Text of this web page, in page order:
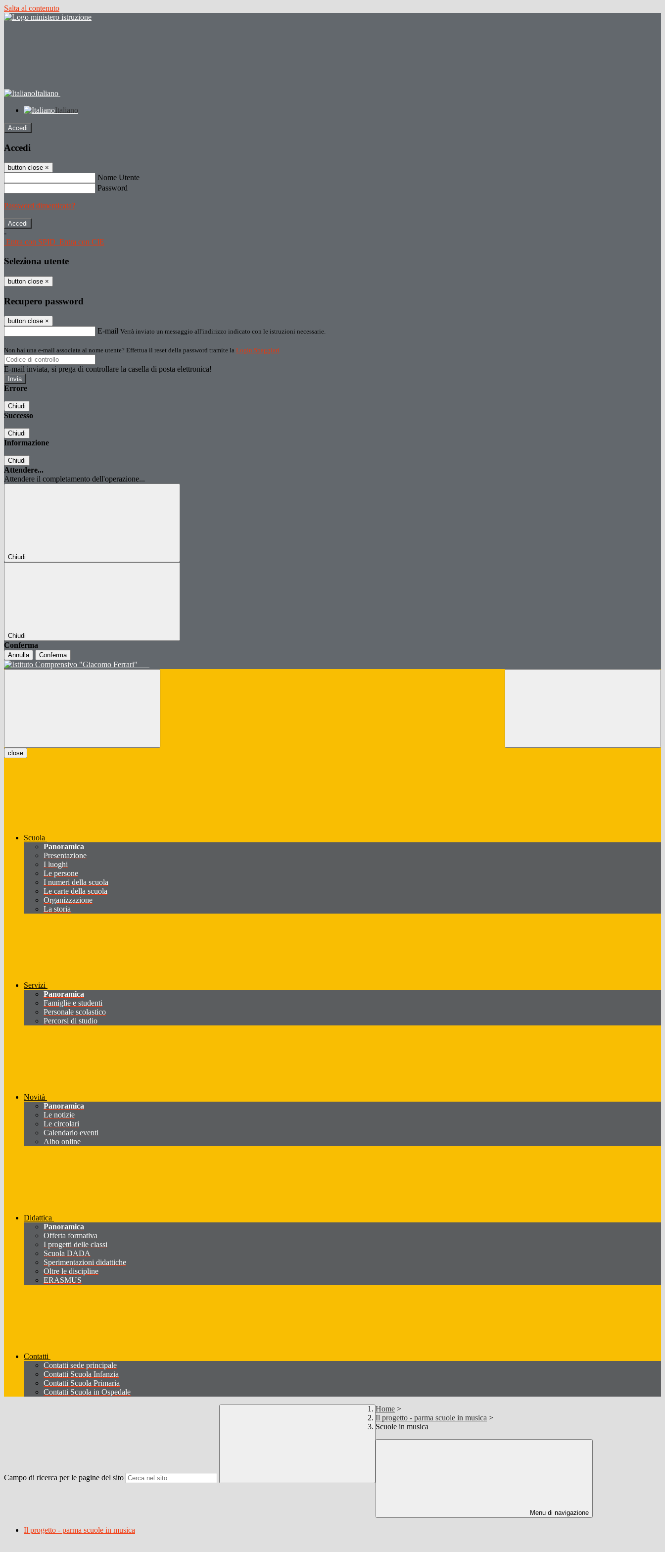
Salta al contenuto
Italiano
Italiano
Accedi
Accedi
button close ×
Nome Utente
Password
Password dimenticata?
-
Entra con SPID Entra con CIE
Seleziona utente
button close ×
Recupero password
button close ×
E-mail Verrà inviato un messaggio all'indirizzo indicato con le istruzioni necessarie.
Non hai una e-mail associata al nome utente? Effettua il reset della password tramite la Login Spaggiari
E-mail inviata, si prega di controllare la casella di posta elettronica!
Errore
Chiudi
Successo
Chiudi
Informazione
Chiudi
Attendere...
Attendere il completamento dell'operazione...
Chiudi
Chiudi
Conferma
Annulla Conferma
close
Scuola
Panoramica
Presentazione
I luoghi
Le persone
I numeri della scuola
Le carte della scuola
Organizzazione
La storia
Servizi
Panoramica
Famiglie e studenti
Personale scolastico
Percorsi di studio
Novità
Panoramica
Le notizie
Le circolari
Calendario eventi
Albo online
Didattica
Panoramica
Offerta formativa
I progetti delle classi
Scuola DADA
Sperimentazioni didattiche
Oltre le discipline
ERASMUS
Contatti
Contatti sede principale
Contatti Scuola Infanzia
Contatti Scuola Primaria
Contatti Scuola in Ospedale
Campo di ricerca per le pagine del sito
Home >
Il progetto - parma scuole in musica >
Scuole in musica
Menu di navigazione
Il progetto - parma scuole in musica